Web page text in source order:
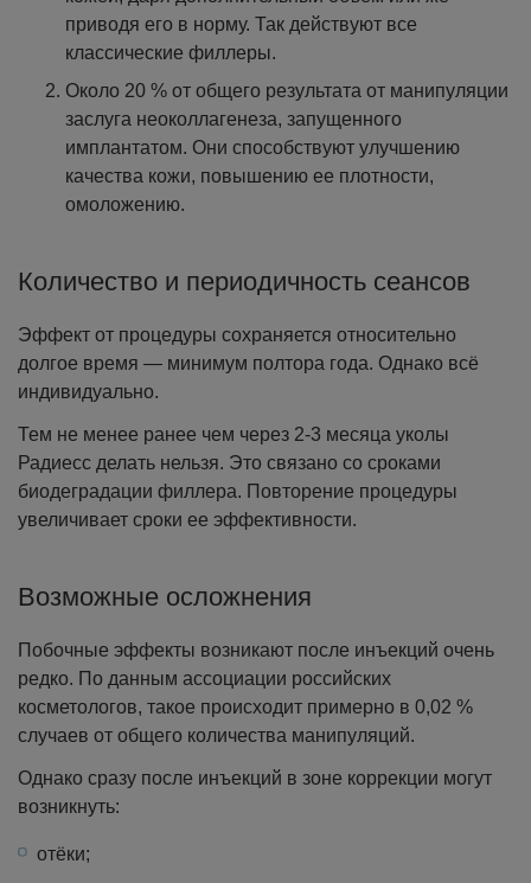
приводя его в норму. Так действуют все
классические филлеры.
Около 20 % от общего результата от манипуляции
заслуга неоколлагенеза, запущенного
имплантатом. Они способствуют улучшению
качества кожи, повышению ее плотности,
омоложению.
Количество и периодичность сеансов
Эффект от процедуры сохраняется относительно
долгое время — минимум полтора года. Однако всё
индивидуально.
Тем не менее ранее чем через 2-3 месяца уколы
Радиесс делать нельзя. Это связано со сроками
биодеградации филлера. Повторение процедуры
увеличивает сроки ее эффективности.
Возможные осложнения
Побочные эффекты возникают после инъекций очень
редко. По данным ассоциации российских
косметологов, такое происходит примерно в 0,02 %
случаев от общего количества манипуляций.
Однако сразу после инъекций в зоне коррекции могут
возникнуть:
отёки;